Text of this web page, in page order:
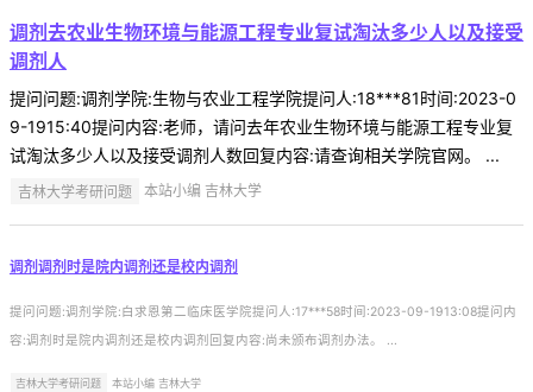
调剂去农业生物环境与能源工程专业复试淘汰多少人以及接受
调剂人
提问问题:调剂学院:生物与农业工程学院提问人:18***81时间:2023-0
9-1915:40提问内容:老师，请问去年农业生物环境与能源工程专业复
试淘汰多少人以及接受调剂人数回复内容:请查询相关学院官网。 ...
吉林大学考研问题 本站小编 吉林大学
调剂调剂时是院内调剂还是校内调剂
提问问题:调剂学院:白求恩第二临床医学院提问人:17***58时间:2023-09-1913:08提问内
容:调剂时是院内调剂还是校内调剂回复内容:尚未颁布调剂办法。 ...
吉林大学考研问题 本站小编 吉林大学